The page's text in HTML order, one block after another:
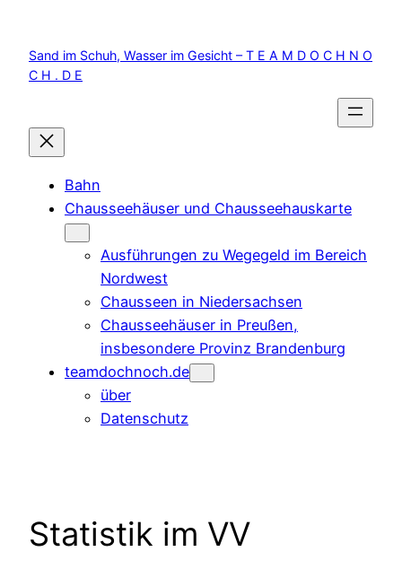
springen
Sand im Schuh, Wasser im Gesicht – T E A M D O C H N O
C H . D E
Bahn
Chausseehäuser und Chausseehauskarte
Ausführungen zu Wegegeld im Bereich
Nordwest
Chausseen in Niedersachsen
Chausseehäuser in Preußen,
insbesondere Provinz Brandenburg
teamdochnoch.de
über
Datenschutz
Statistik im VV